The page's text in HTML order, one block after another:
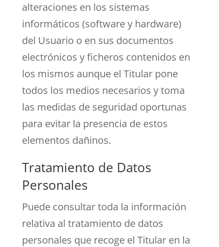
alteraciones en los sistemas
informáticos (software y hardware)
del Usuario o en sus documentos
electrónicos y ficheros contenidos en
los mismos aunque el Titular pone
todos los medios necesarios y toma
las medidas de seguridad oportunas
para evitar la presencia de estos
elementos dañinos.
Tratamiento de Datos
Personales
Puede consultar toda la información
relativa al tratamiento de datos
personales que recoge el Titular en la